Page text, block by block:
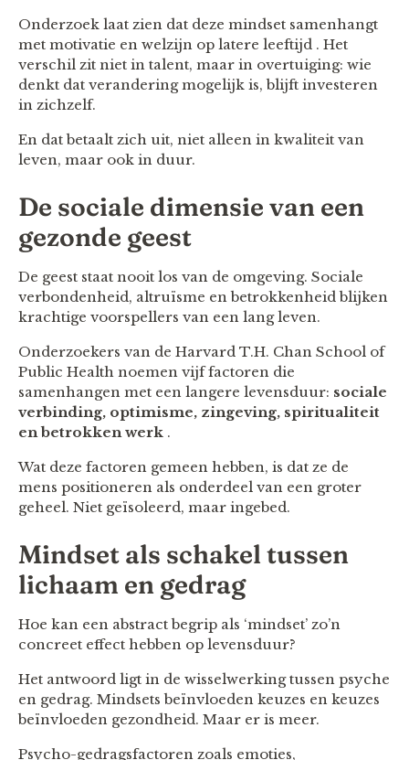
Onderzoek laat zien dat deze mindset samenhangt
met motivatie en welzijn op latere leeftijd . Het
verschil zit niet in talent, maar in overtuiging: wie
denkt dat verandering mogelijk is, blijft investeren
in zichzelf.
En dat betaalt zich uit, niet alleen in kwaliteit van
leven, maar ook in duur.
De sociale dimensie van een
gezonde geest
De geest staat nooit los van de omgeving. Sociale
verbondenheid, altruïsme en betrokkenheid blijken
krachtige voorspellers van een lang leven.
Onderzoekers van de Harvard T.H. Chan School of
Public Health noemen vijf factoren die
samenhangen met een langere levensduur: sociale
verbinding, optimisme, zingeving, spiritualiteit
en betrokken werk .
Wat deze factoren gemeen hebben, is dat ze de
mens positioneren als onderdeel van een groter
geheel. Niet geïsoleerd, maar ingebed.
Mindset als schakel tussen
lichaam en gedrag
Hoe kan een abstract begrip als ‘mindset’ zo’n
concreet effect hebben op levensduur?
Het antwoord ligt in de wisselwerking tussen psyche
en gedrag. Mindsets beïnvloeden keuzes en keuzes
beïnvloeden gezondheid. Maar er is meer.
Psycho-gedragsfactoren zoals emoties,